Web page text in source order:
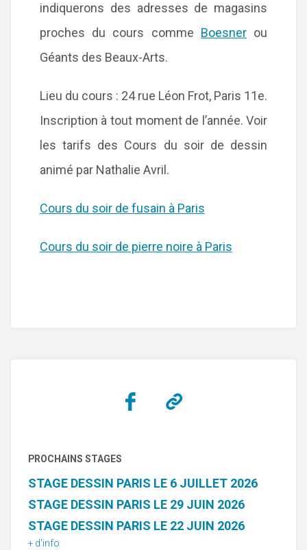
indiquerons des adresses de magasins
proches du cours comme Boesner ou
Géants des Beaux-Arts.
Lieu du cours : 24 rue Léon Frot, Paris 11e.
Inscription à tout moment de l’année. Voir
les tarifs des Cours du soir de dessin
animé par Nathalie Avril.
Cours du soir de fusain à Paris
Cours du soir de pierre noire à Paris
PROCHAINS STAGES
STAGE DESSIN PARIS LE 6 JUILLET 2026
STAGE DESSIN PARIS LE 29 JUIN 2026
STAGE DESSIN PARIS LE 22 JUIN 2026
+ d'info